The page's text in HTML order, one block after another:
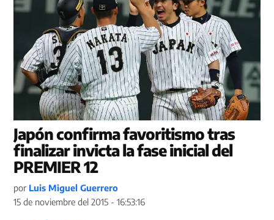
Japón confirma favoritismo tras
finalizar invicta la fase inicial del
PREMIER 12
por Luis Miguel Guerrero
15 de noviembre del 2015 - 16:53:16